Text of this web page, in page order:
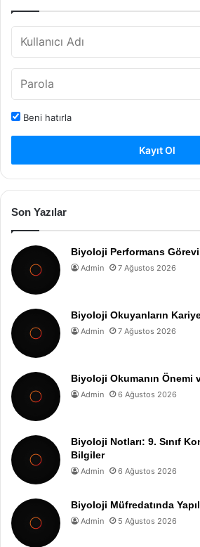
Beni hatırla
Kayıt Ol
Son Yazılar
Biyoloji Performans
Admin 7 Ağustos 2026
Biyoloji Okuyanların
Admin 7 Ağustos 2026
Biyoloji Okumanın Önemi
Admin 6 Ağustos 2026
Biyoloji Notları: 9. Sınıf
Bilgiler
Admin 6 Ağustos 2026
Biyoloji Müfredatında
Admin 5 Ağustos 2026